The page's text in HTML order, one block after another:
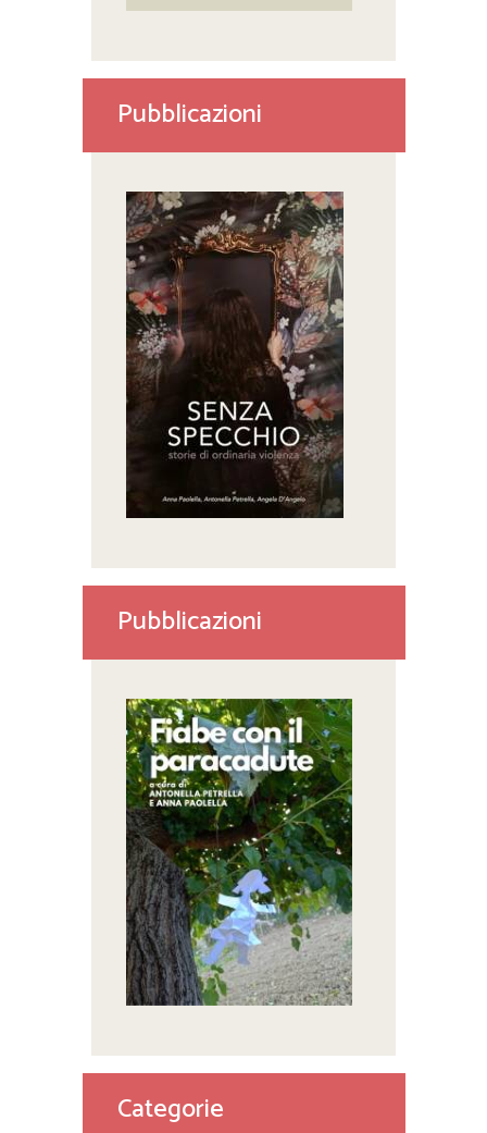
Pubblicazioni
Pubblicazioni
Categorie